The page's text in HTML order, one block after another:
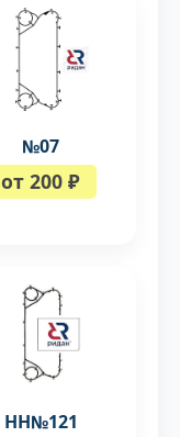
№07
от 200 ₽
НН№121